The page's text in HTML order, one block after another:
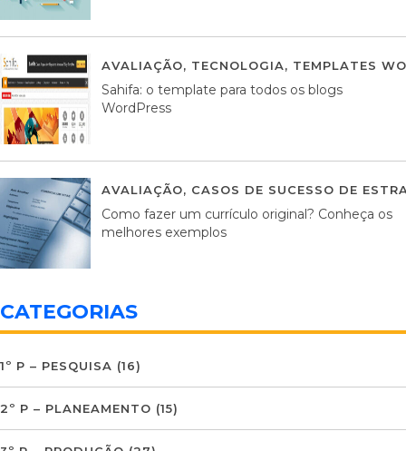
AVALIAÇÃO, TECNOLOGIA, TEMPLATES
Sahifa: o template para todos os blogs
WordPress
AVALIAÇÃO, CASOS DE SUCESSO DE
Como fazer um currículo original? Conheça os
melhores exemplos
CATEGORIAS
1º P – PESQUISA (16)
2º P – PLANEAMENTO (15)